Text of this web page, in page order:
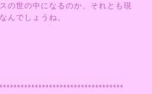
の世の中になるのか、それとも現
んでしょうね。